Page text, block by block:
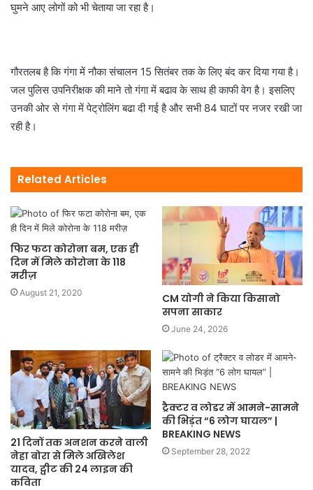
घुमने आए लोगों को भी चेताया जा रहा है।
गौरतलब है कि गंगा में नौका संचालन 15 सितंबर तक के लिए बंद कर दिया गया है।
जल पुलिस उपनिरीक्षक की माने तो गंगा में बढाव के साथ ही काफी वेग है। इसलिए
उनकी ओर से गंगा में पेट्रोलिंग बढा दी गई है और सभी 84 घाटों पर नजर रखी जा
रही है।
Related Articles
फिर फटा कोरोना बम, एक ही
दिन में मिले कोरोना के 118
मरीज़
August 21, 2020
CM योगी ने किया किसानो
सपना साकार
June 24, 2026
21 दिनों तक अनशन करने वाली
नेहा बोरा से मिले अखिलेश
यादव, ट्वीट की 24 लाइन की
कविता
ट्रैक्टर व लोडर में आमने-सामने
की भिड़ंत “6 लोग घायल” |
BREAKING NEWS
September 28, 2022